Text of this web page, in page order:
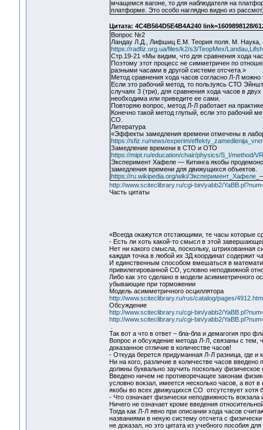
мчащемся вагоне, то для наблюдателя на
платформе. Это особо наглядно видно из
Цитата: 4C4B564D5E4B4A240 link=1609898128/
Вопрос №2
Ландау Л.Д., Лифшиц Е.М. Теория поля. М. Наука,
https://radfiz.org.ua/files/k2/s3/TeopMex/
Стр.19-21 «Мы видим, что для сравнения хода
Поэтому этот процесс не симметричен по
разными часами в другой системе отсчета.»
Метод сравнения хода часов согласно Л-Л можно
Если это рабочий метод, то пользуясь СТО
случаях 3 (три), для сравнения хода часов в
необходима или приведите ее сами.
Повторяю вопрос, метод Л-Л работает на
Конечно такой метод глупый, если это рабочий
СО.
Литература
«Эффекты замедления времени отмечены в
https://sfiz.ru/news/experim/
Замедление времени в СТО и ОТО
https://mipt.ru/education/chair/physics/S_I/method/
Эксперимент Хафеле — Китинга якобы
замедления времени для движущихся объектов.
https://ru.wikipedia.org/wiki/Эксперимент_Хафеле_
http://www.sciteclibrary.ru/cgi-bin/yabb2/
Часть цитаты
«Всегда окажутся отстающими, те часы которые
- Есть ли хоть какой-то смысл в этой
Нет ни какого смысла, поскольку, штрихованная
каждая точка в любой их 3Д координат содержит
И единственным способом вмешаться в
привилегированной СО, условно неподвижной
Либо как это сделано в модели асимметричного
убывающие при торможении
Модель асимметричного осциллятора
http://www.sciteclibrary.ru/rus/catalog/pages/
Обсуждение
http://www.sciteclibrary.ru/cgi-bin/yabb2/
http://www.sciteclibrary.ru/cgi-bin/yabb2/
Так вот а что в ответ – бла-бла и демагогия про
Вопрос и обсуждение метода Л-Л, связаны с
доказанное отличие в количестве часов!
- Откуда берется придуманная Л-Л разница, где
Ни на кого, различие в количестве часов
должны буквально заучить поскольку
Введено ничем не противоречащее законам
условно вокзал, имеется несколько часов, а вот
якобы во всех движущихся СО отсутствует хотя
- Что означает физически неподвижность
Ничего не означает кроме введения
Тогда как Л-Л явно при описании хода часов
названиями в некую систему отсчета с
не доказал, но это цитата из учебного пособия